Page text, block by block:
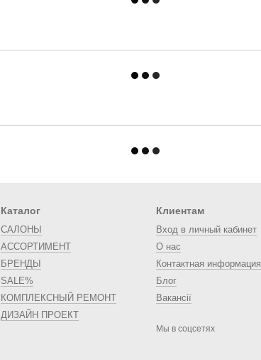
Каталог
САЛОНЫ
АССОРТИМЕНТ
БРЕНДЫ
SALE%
КОМПЛЕКСНЫЙ РЕМОНТ
ДИЗАЙН ПРОЕКТ
Клиентам
Вход в личный кабинет
О нас
Контактная информация
Блог
Вакансії
Мы в соцсетях